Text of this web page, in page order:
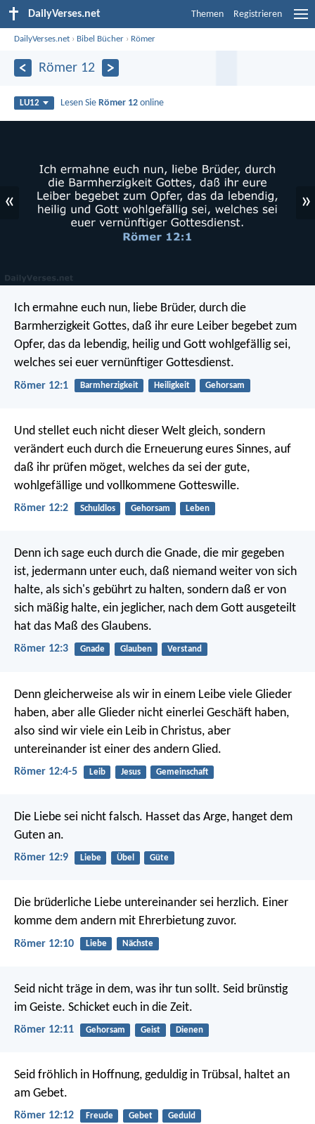
DailyVerses.net Themen Registrieren
DailyVerses.net › Bibel Bücher › Römer
Römer 12
LU12 Lesen Sie Römer 12 online
« »
Ich ermahne euch nun, liebe Brüder, durch die
Barmherzigkeit Gottes, daß ihr eure Leiber begebet zum
Opfer, das da lebendig, heilig und Gott wohlgefällig sei,
welches sei euer vernünftiger Gottesdienst.
Römer 12:1 Barmherzigkeit Heiligkeit Gehorsam
Und stellet euch nicht dieser Welt gleich, sondern
verändert euch durch die Erneuerung eures Sinnes, auf
daß ihr prüfen möget, welches da sei der gute,
wohlgefällige und vollkommene Gotteswille.
Römer 12:2 Schuldlos Gehorsam Leben
Denn ich sage euch durch die Gnade, die mir gegeben
ist, jedermann unter euch, daß niemand weiter von sich
halte, als sich's gebührt zu halten, sondern daß er von
sich mäßig halte, ein jeglicher, nach dem Gott ausgeteilt
hat das Maß des Glaubens.
Römer 12:3 Gnade Glauben Verstand
Denn gleicherweise als wir in einem Leibe viele Glieder
haben, aber alle Glieder nicht einerlei Geschäft haben,
also sind wir viele ein Leib in Christus, aber
untereinander ist einer des andern Glied.
Römer 12:4-5 Leib Jesus Gemeinschaft
Die Liebe sei nicht falsch. Hasset das Arge, hanget dem
Guten an.
Römer 12:9 Liebe Übel Güte
Die brüderliche Liebe untereinander sei herzlich. Einer
komme dem andern mit Ehrerbietung zuvor.
Römer 12:10 Liebe Nächste
Seid nicht träge in dem, was ihr tun sollt. Seid brünstig
im Geiste. Schicket euch in die Zeit.
Römer 12:11 Gehorsam Geist Dienen
Seid fröhlich in Hoffnung, geduldig in Trübsal, haltet an
am Gebet.
Römer 12:12 Freude Gebet Geduld